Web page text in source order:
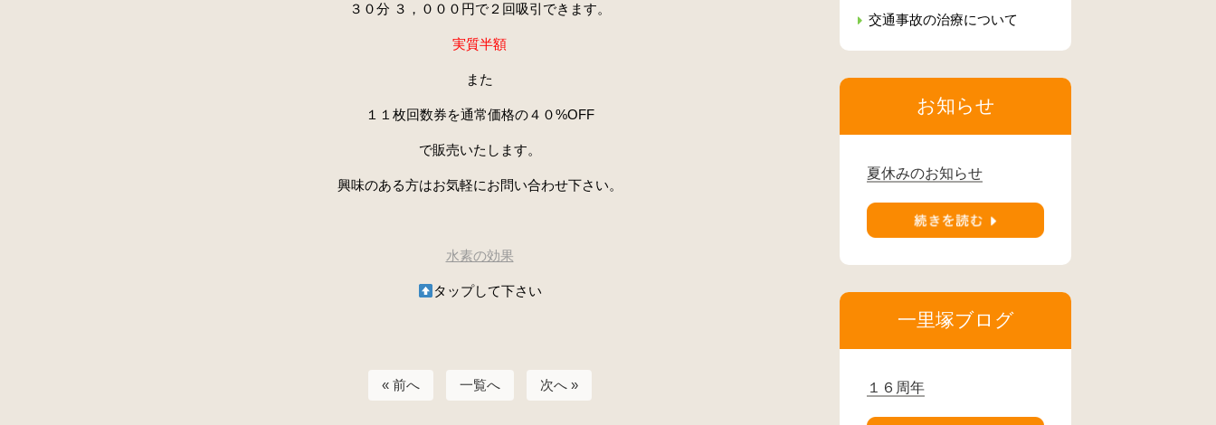
３０分 ３，０００ 円で２ 回吸引できます。
実質半額
また
１１ 枚回数券を通常価格の４０%OFF
で販売いたします。
興味のある方はお気軽にお問い合わせ下さい。
水素の効果
タップして下さい
« 前へ 一覧へ 次へ »
交通事故の治療について
お知らせ
夏休みのお知らせ
一里塚ブログ
１６周年